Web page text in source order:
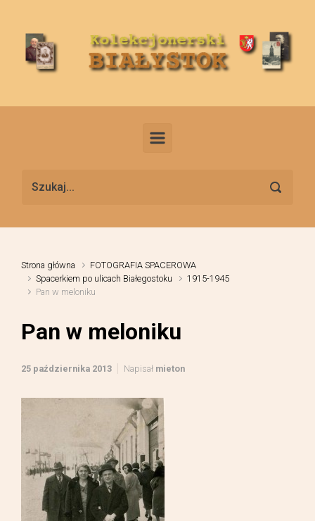
Strona główna
FOTOGRAFIA SPACEROWA
Spacerkiem po ulicach Białegostoku
1915-1945
Pan w meloniku
Pan w meloniku
25 października 2013 Napisał mieton